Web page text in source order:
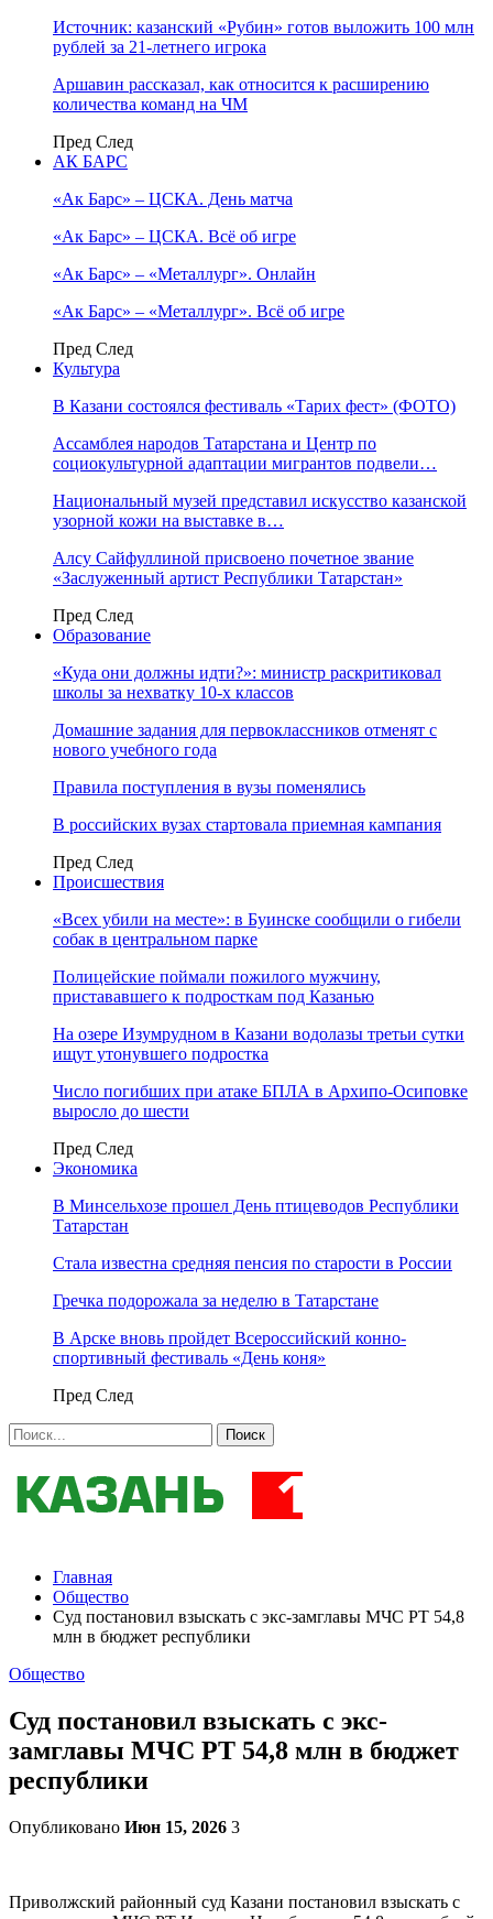
Источник: казанский «Рубин» готов выложить 100 млн
рублей за 21-летнего игрока
Аршавин рассказал, как относится к расширению
количества команд на ЧМ
Пред След
АК БАРС
«Ак Барс» – ЦСКА. День матча
«Ак Барс» – ЦСКА. Всё об игре
«Ак Барс» – «Металлург». Онлайн
«Ак Барс» – «Металлург». Всё об игре
Пред След
Культура
В Казани состоялся фестиваль «Тарих фест» (ФОТО)
Ассамблея народов Татарстана и Центр по
социокультурной адаптации мигрантов подвели…
Национальный музей представил искусство казанской
узорной кожи на выставке в…
Алсу Сайфуллиной присвоено почетное звание
«Заслуженный артист Республики Татарстан»
Пред След
Образование
«Куда они должны идти?»: министр раскритиковал
школы за нехватку 10-х классов
Домашние задания для первоклассников отменят с
нового учебного года
Правила поступления в вузы поменялись
В российских вузах стартовала приемная кампания
Пред След
Происшествия
«Всех убили на месте»: в Буинске сообщили о гибели
собак в центральном парке
Полицейские поймали пожилого мужчину,
пристававшего к подросткам под Казанью
На озере Изумрудном в Казани водолазы третьи сутки
ищут утонувшего подростка
Число погибших при атаке БПЛА в Архипо-Осиповке
выросло до шести
Пред След
Экономика
В Минсельхозе прошел День птицеводов Республики
Татарстан
Стала известна средняя пенсия по старости в России
Гречка подорожала за неделю в Татарстане
В Арске вновь пройдет Всероссийский конно-
спортивный фестиваль «День коня»
Пред След
Главная
Общество
Суд постановил взыскать с экс-замглавы МЧС РТ 54,8
млн в бюджет республики
Общество
Суд постановил взыскать с экс-
замглавы МЧС РТ 54,8 млн в бюджет
республики
Опубликовано Июн 15, 2026 3
Приволжский районный суд Казани постановил взыскать с